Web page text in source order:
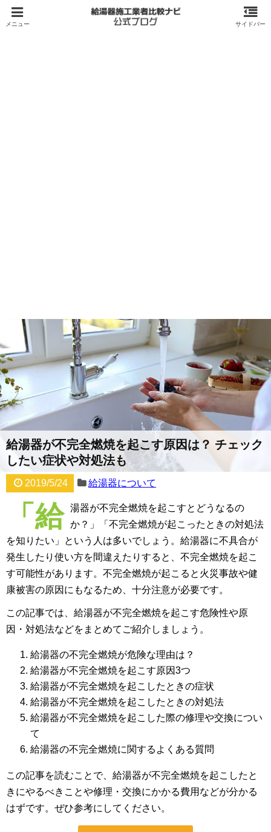
給湯器が不完全燃焼を起こす原因は？ チェック
したい症状や対処法も
2019/5/24 給湯器について
「給 湯器が不完全燃焼を起こすとどうなるの
か？」「不完全燃焼が起こったときの対処法
を知りたい」という人は多いでしょう。給湯器に不具合が
発生したり使い方を間違えたりすると、不完全燃焼を起こ
す可能性があります。不完全燃焼が起こると火災事故や健
康被害の原因にもなるため、十分注意が必要です。
この記事では、給湯器が不完全燃焼を起こす危険性や原
因・対処法などをまとめてご紹介しましょう。
給湯器の不完全燃焼が危険な理由は？
給湯器が不完全燃焼を起こす原因3つ
給湯器が不完全燃焼を起こしたときの症状
給湯器が不完全燃焼を起こしたときの対処法
給湯器が不完全燃焼を起こした際の修理や交換につい
て
給湯器の不完全燃焼に関するよくある質問
この記事を読むことで、給湯器が不完全燃焼を起こしたと
きにやるべきことや修理・交換にかかる費用などが分かる
はずです。ぜひ参考にしてください。